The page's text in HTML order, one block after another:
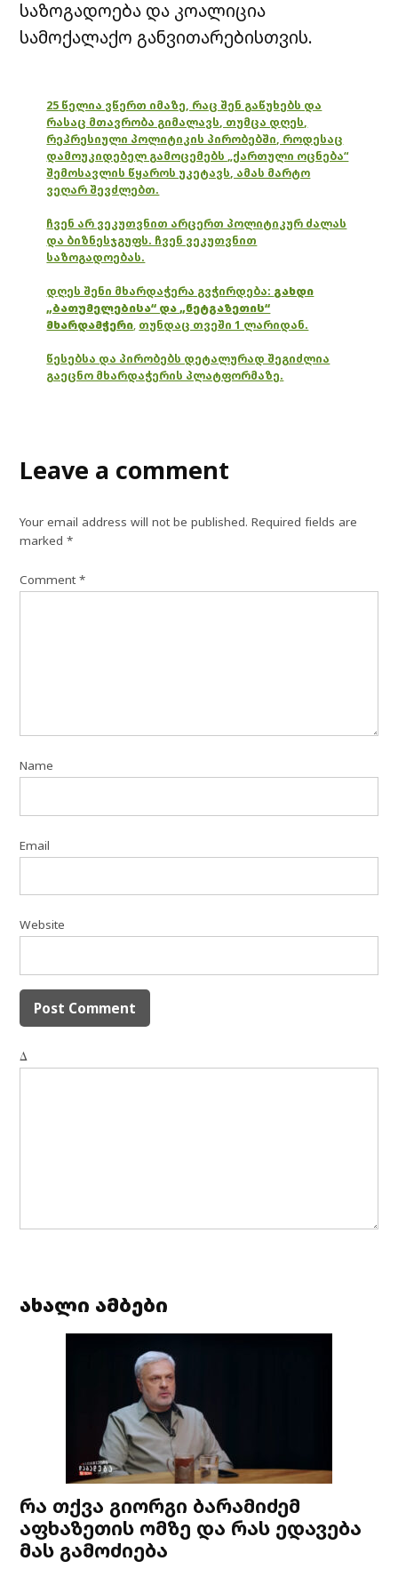
საზოგადოება და კოალიცია
სამოქალაქო განვითარებისთვის.
25 წელია ვწერთ იმაზე, რაც შენ გაწუხებს და
რასაც მთავრობა გიმალავს, თუმცა დღეს,
რეპრესიული პოლიტიკის პირობებში, როდესაც
დამოუკიდებელ გამოცემებს „ქართული ოცნება“
შემოსავლის წყაროს უკეტავს, ამას მარტო
ვეღარ შევძლებთ.
ჩვენ არ ვეკუთვნით არცერთ პოლიტიკურ ძალას
და ბიზნესჯგუფს. ჩვენ ვეკუთვნით
საზოგადოებას.
დღეს შენი მხარდაჭერა გვჭირდება: გახდი
„ბათუმელებისა“ და „ნეტგაზეთის“
მხარდამჭერი, თუნდაც თვეში 1 ლარიდან.
წესებსა და პირობებს დეტალურად შეგიძლია
გაეცნო მხარდაჭერის პლატფორმაზე.
Leave a comment
Your email address will not be published. Required fields are
marked*
Comment*
Name
Email
Website
Δ
ახალი ამბები
რა თქვა გიორგი ბარამიძემ
აფხაზეთის ომზე და რას ედავება
მას გამოძიება